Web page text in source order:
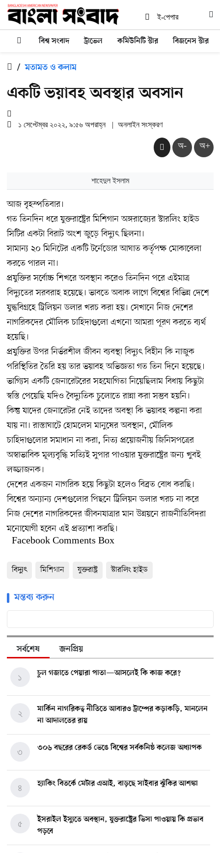
ই-পেপার
বিশ্ব সংবাদ ট্রাভেল কমিউনিটি স্টার বিজনেস স্টার
/ মতামত ও কলাম
একটি ভয়াবহ অবস্থার অবসান
১ সেপ্টেম্বর ২০২২, ৯:৫৬ অপরাহ্ন | অনলাইন সংস্করণ
অ- অ+
শাহেদুল ইসলাম
আজ বৃহস্পতিবার।
গত তিনদিন ধরে যুক্তরাষ্ট্রের মিশিগান অঙ্গরাজ্যের স্টারলিং হাইড
সিটির একটা বিরাট অংশ জুড়ে বিদ্যুৎ ছিলনা।
সামান্য ২০ মিনিটের একটি টর্নেডোর আঘাত কর্তৃপক্ষ মোকাবেলা
করতে পারল না।
প্রযুক্তির সর্বোচ্চ শিখরে অবস্থান করেও তিনদিন পরে এইমাত্র
বিদ্যুতের সরবরাহ হয়েছে। ভাবতে অবাক লাগে বিশ্বের বিভিন্ন দেশে
যুদ্ধবিগ্রহে ট্রিলিয়ন ডলার খরচ করা হয়। সেখানে নিজ দেশের
নাগরিকদের মৌলিক চাহিদাগুলো এখনো আমরা পূরণ করতে ব্যর্থ
হয়েছি।
প্রযুক্তির উপর নির্ভরশীল জীবন ব্যবস্থা বিদ্যুৎ বিহীন কি নাজুক
পরিস্থিতির তৈরি হয় তার ভয়াবহ অভিজ্ঞতা গত তিন দিনে হয়েছে।
ভাগ্যিস একটি জেনারেটরের সহযোগিতা নিয়েছিলাম বিধায় কিছুটা
স্বস্তি পেয়েছি যদিও বৈদ্যুতিক চুলোতে রান্না করা সম্ভব হয়নি।
কিন্তু যাদের জেনারেটর নেই তাদের অবস্থা কি ভয়াবহ কল্পনা করা
যায় না। রাস্তাঘাটে হোমলেস মানুষের অবস্থান, মৌলিক
চাহিদাগুলোর সমাধান না করা, নিত্য প্রয়োজনীয় জিনিসপত্রের
অস্বাভাবিক মূল্যবৃদ্ধি সত্যিই সুপার পাওয়ার যুক্তরাষ্ট্রের জন্য খুবই
লজ্জাজনক।
দেশের একজন নাগরিক হয়ে কিছুটা হলেও বিব্রত বোধ করছি।
বিশ্বের অন্যান্য দেশগুলোর পিছনে ট্রিলিয়ন ডলার খরচ না করে
নিজ দেশের নাগরিকদের জীবনযাত্রার মান উন্নয়নে রাজনীতিবিদরা
মনোযোগী হবেন এই প্রত্যাশা করছি।
Facebook Comments Box
বিদ্যুৎ মিশিগান যুক্তরাষ্ট্র স্টারলিং হাইড
মন্তব্য করুন
সর্বশেষ জনপ্রিয়
চুল গজাতে পেয়ারা পাতা—আসলেই কি কাজ করে?
১
মার্কিন নাগরিকত্ব নীতিতে আবারও ট্রাম্পের কড়াকড়ি, মানলেন
না আদালতের রায়
২
৩০৬ বছরের রেকর্ড ভেঙে বিশ্বের সর্বকনিষ্ঠ কলেজ অধ্যাপক
৩
হ্যাকিং বিতর্কে মেটার এআই, বাড়ছে সাইবার ঝুঁকির আশঙ্কা
৪
ইসরাইল ইস্যুতে অবস্থান, যুক্তরাষ্ট্রের ভিসা পাওয়ায় কি প্রভাব
পড়বে
৫